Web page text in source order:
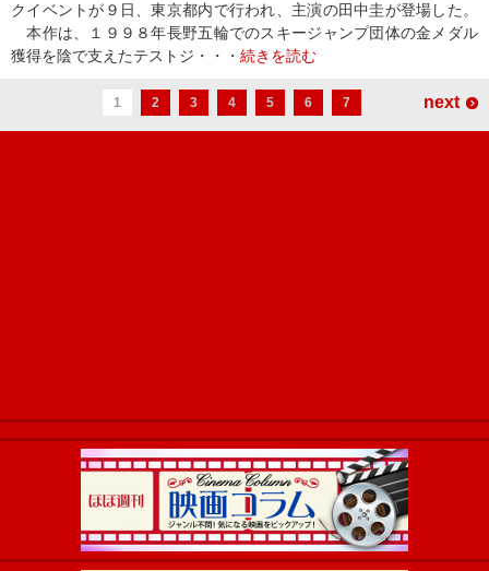
クイベントが９日、東京都内で行われ、主演の田中圭が登場した。
本作は、１９９８年長野五輪でのスキージャンプ団体の金メダル
獲得を陰で支えたテストジ・・・ 続きを読む
1 2 3 4 5 6 7 next